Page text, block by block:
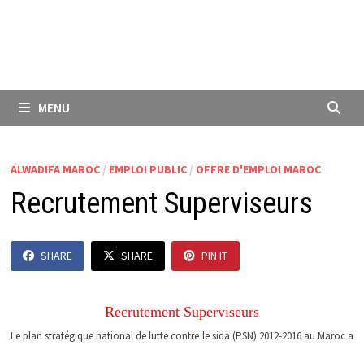
MENU
ALWADIFA MAROC/ EMPLOI PUBLIC/ OFFRE D'EMPLOI MAROC
Recrutement Superviseurs
SHARE SHARE PIN IT
Recrutement Superviseurs
Le plan stratégique national de lutte contre le sida (PSN) 2012-2016 au Maroc a